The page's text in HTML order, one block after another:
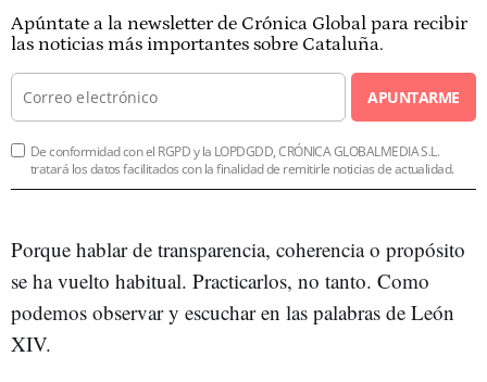
Apúntate a la newsletter de Crónica Global para recibir
las noticias más importantes sobre Cataluña.
APUNTARME
De conformidad con el RGPD y la LOPDGDD, CRÓNICA GLOBALMEDIA S.L.
tratará los datos facilitados con la finalidad de remitirle noticias de actualidad.
Porque hablar de transparencia, coherencia o propósito
se ha vuelto habitual. Practicarlos, no tanto. Como
podemos observar y escuchar en las palabras de León
XIV.